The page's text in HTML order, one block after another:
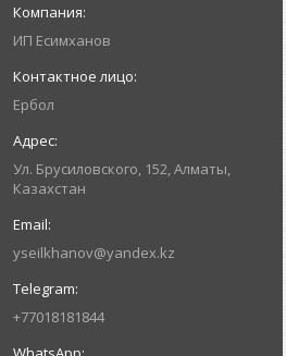
ИП Есимxанов
Ербол
Ул. Брусиловского, 152, Алматы,
Казахстан
yseilkhanov@yandex.kz
+77018181844